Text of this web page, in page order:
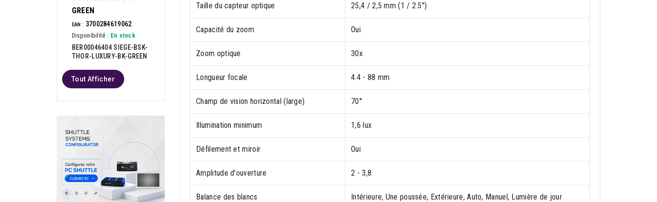
GREEN
EAN : 3700284619062
Disponibilité : En stock
BER00046404 SIEGE-BSK-
THOR-LUXURY-BK-GREEN
Tout Afficher
Taille du capteur optique 25,4 / 2,5 mm (1 / 2.5")
Capacité du zoom Oui
Zoom optique 30x
Longueur focale 4.4 - 88 mm
Champ de vision horizontal (large) 70°
Illumination minimum 1,6 lux
Défilement et miroir Oui
Amplitude d'ouverture 2 - 3,8
Balance des blancs Intérieure, Une poussée, Extérieure, Auto, Manuel, Lumière de jour